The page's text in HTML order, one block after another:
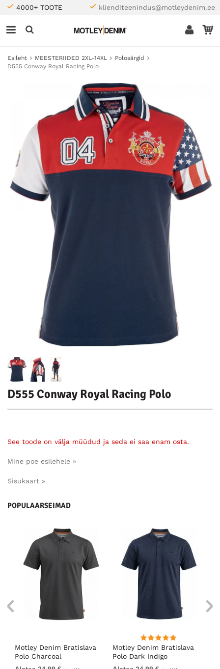
4000+ TOOTE klienditeenindus@motleydenim.ee
Esileht MEESTERIIDED 2XL-14XL
Polosärgid
D555 Conway Royal Racing Polo
D555 Conway Royal Racing Polo
See toode on välja müüdud ja seda ei saa enam osta.
Mine poe esilehele »
Sisukaart »
POPULAARSEIMAD
Motley Denim Bratislava
Polo Charcoal
Motley Denim Bratislava
Polo Dark Indigo